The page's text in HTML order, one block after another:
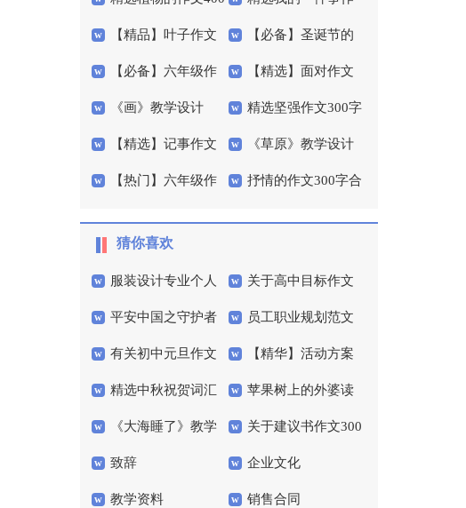
字集锦10篇 文600字四篇
【精品】叶子作文
300字集合5篇
【必备】圣诞节的
作文400字集合5篇
【必备】六年级作
文300字集合10篇
【精选】面对作文
400字4篇
《画》教学设计 精选坚强作文300字
汇编6篇
【精选】记事作文
600字集锦五篇
《草原》教学设计
15篇
【热门】六年级作 抒情的作文300字合
猜你喜欢
服装设计专业个人
简历
关于高中目标作文
集锦十篇
平安中国之守护者
观后感
员工职业规划范文
集锦5篇
有关初中元旦作文
600字3篇
【精华】活动方案
模板集锦7篇
精选中秋祝贺词汇
编95条
苹果树上的外婆读
后感600字
《大海睡了》教学
设计
关于建议书作文300
字3篇
致辞 企业文化
教学资料 销售合同